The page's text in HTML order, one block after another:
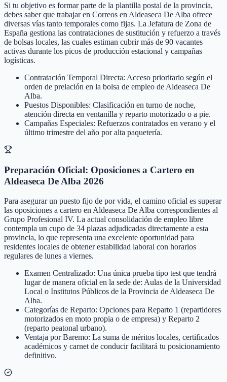
Si tu objetivo es formar parte de la plantilla postal de la provincia,
debes saber que trabajar en Correos en Aldeaseca De Alba ofrece
diversas vías tanto temporales como fijas. La Jefatura de Zona de
España gestiona las contrataciones de sustitución y refuerzo a través
de bolsas locales, las cuales estiman cubrir más de 90 vacantes
activas durante los picos de producción estacional y campañas
logísticas.
Contratación Temporal Directa: Acceso prioritario según el
orden de prelación en la bolsa de empleo de Aldeaseca De
Alba.
Puestos Disponibles: Clasificación en turno de noche,
atención directa en ventanilla y reparto motorizado o a pie.
Campañas Especiales: Refuerzos contratados en verano y el
último trimestre del año por alta paquetería.
Preparación Oficial: Oposiciones a Cartero en
Aldeaseca De Alba 2026
Para asegurar un puesto fijo de por vida, el camino oficial es superar
las oposiciones a cartero en Aldeaseca De Alba correspondientes al
Grupo Profesional IV. La actual consolidación de empleo libre
contempla un cupo de 34 plazas adjudicadas directamente a esta
provincia, lo que representa una excelente oportunidad para
residentes locales de obtener estabilidad laboral con horarios
regulares de lunes a viernes.
Examen Centralizado: Una única prueba tipo test que tendrá
lugar de manera oficial en la sede de: Aulas de la Universidad
Local o Institutos Públicos de la Provincia de Aldeaseca De
Alba.
Categorías de Reparto: Opciones para Reparto 1 (repartidores
motorizados en moto propia o de empresa) y Reparto 2
(reparto peatonal urbano).
Ventaja por Baremo: La suma de méritos locales, certificados
académicos y carnet de conducir facilitará tu posicionamiento
definitivo.